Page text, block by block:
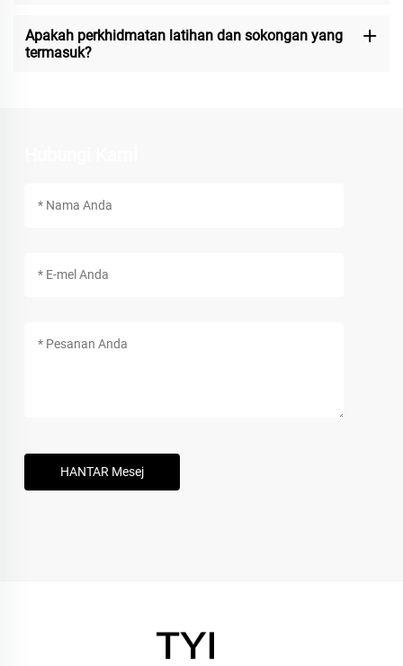
Apakah perkhidmatan latihan dan sokongan yang
termasuk?
HANTAR Mesej